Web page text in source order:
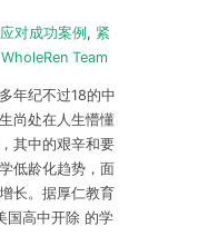
对成功案例, 紧
WholeRen Team
年纪不过18的中
尚处在人生懵懂
其中的艰辛和要
低龄化趋势，面
长。据厚仁教育
国高中开除 的学